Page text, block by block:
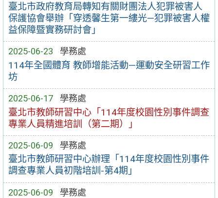
臺北市政府教育局轉知有關財團法人犯罪被害人
保護協會舉辦「穿透馨生第一縷光—犯罪被害人權
益保障暨實務研討會」
2025-06-23 學務處
114年全國體育 教師增能活動—運動安全研習工作
坊
2025-06-17 學務處
臺北市教師研習中心「114年度校園性別事件調查
專業人員精進培訓（第二期）」
2025-06-09 學務處
臺北市教師研習中心辦理「114年度校園性別事件
調查專業人員初階培訓-第4期」
2025-06-09 學務處